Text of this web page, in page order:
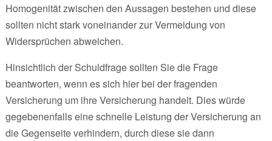
Homogenität zwischen den Aussagen bestehen und diese
sollten nicht stark voneinander zur Vermeidung von
Widersprüchen abweichen.
Hinsichtlich der Schuldfrage sollten Sie die Frage
beantworten, wenn es sich hier bei der fragenden
Versicherung um ihre Versicherung handelt. Dies würde
gegebenenfalls eine schnelle Leistung der Versicherung an
die Gegenseite verhindern, durch diese sie dann